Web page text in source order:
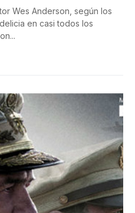
Wes Anderson, según los
en casi todos los